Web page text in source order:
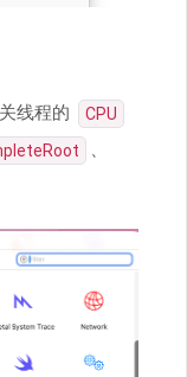
线程的 CPU
、